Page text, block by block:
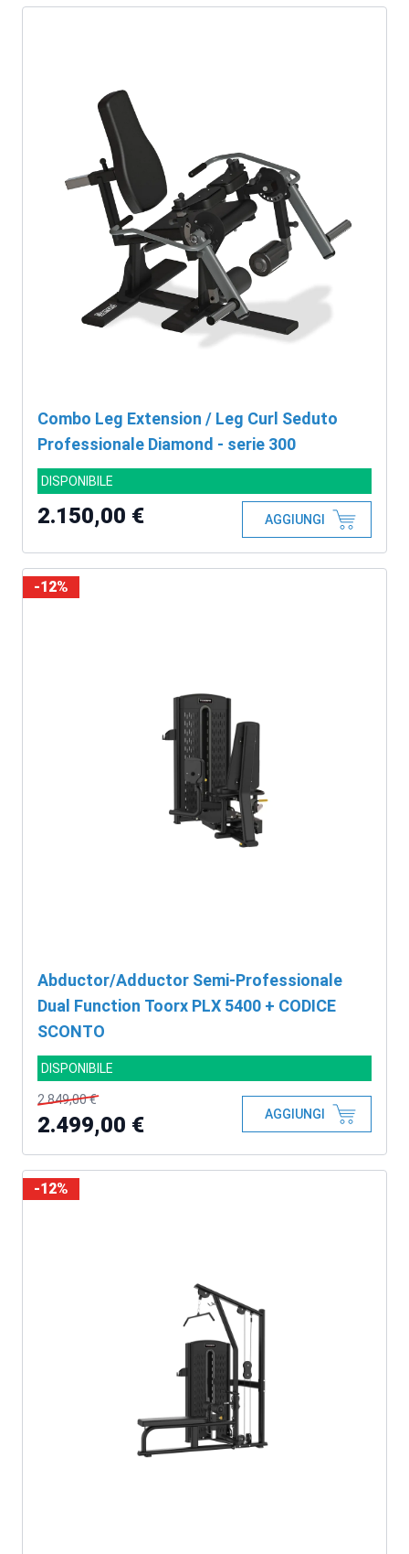
Combo Leg Extension / Leg Curl Seduto
Professionale Diamond - serie 300
DISPONIBILE
2.150,00 € AGGIUNGI
Abductor/Adductor Semi-Professionale
Dual Function Toorx PLX 5400 + CODICE
SCONTO
DISPONIBILE
-12%
2.849,00 €
2.499,00 € AGGIUNGI
-12%